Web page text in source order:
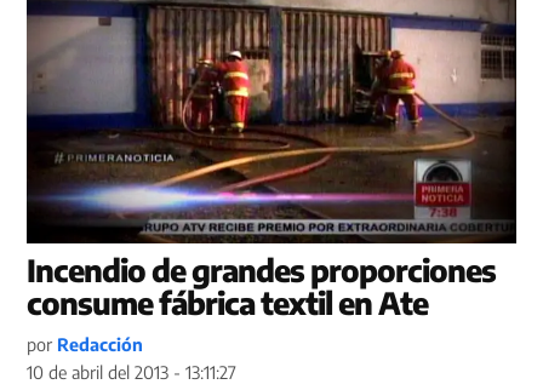
Incendio de grandes proporciones
consume fábrica textil en Ate
por Redacción
10 de abril del 2013 - 13:11:27